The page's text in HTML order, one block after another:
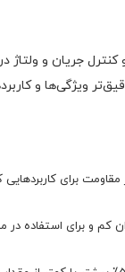
ویژگی‌ها و
مقاومت برای
جریانی با توان کم و